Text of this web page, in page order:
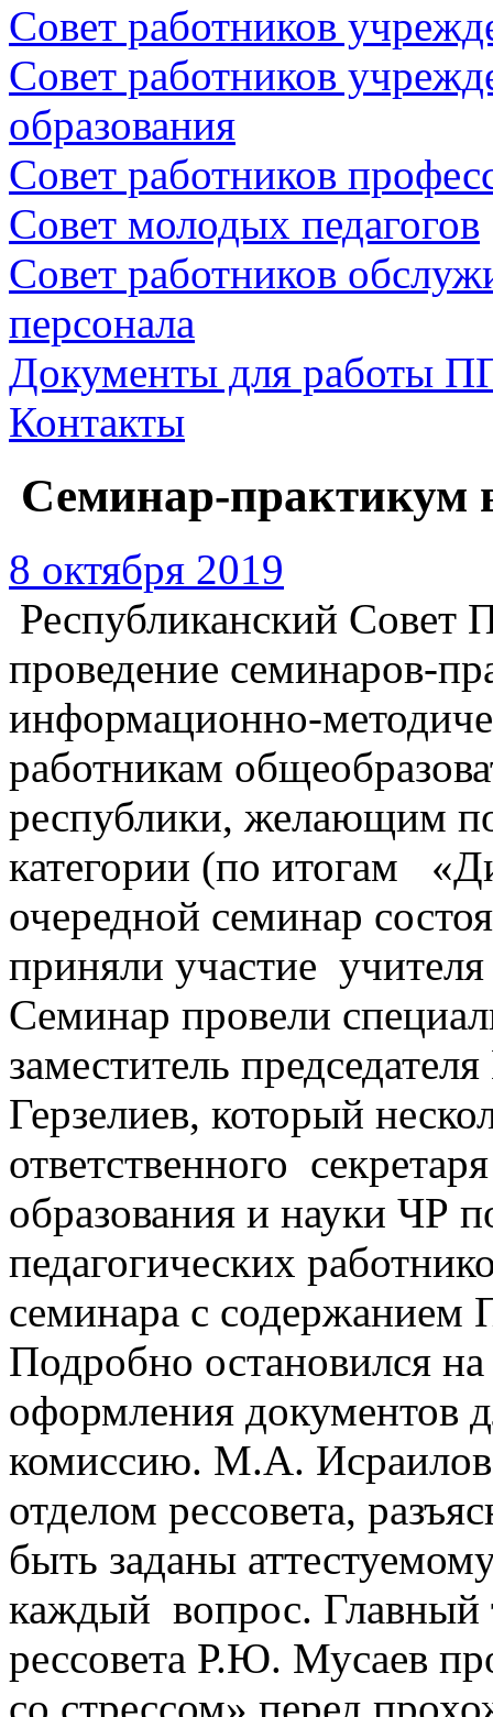
Совет работников
Совет работников
образования
Совет работников
Совет молодых педагогов
Совет работников
персонала
Документы для работы
Контакты
Семинар-практикум
8 октября 2019
Республиканский
проведение семинаров-
информационно-
работникам
республики, желающим
категории (по итогам
очередной семинар
приняли участие
Семинар провели
заместитель
Герзелиев, который
ответственного
образования и науки ЧР
педагогических
семинара с содержанием
Подробно остановился
оформления документов
комиссию. М.А.
отделом рессовета,
быть заданы
каждый вопрос. Главный
рессовета Р.Ю. Мусаев
со стрессом» перед